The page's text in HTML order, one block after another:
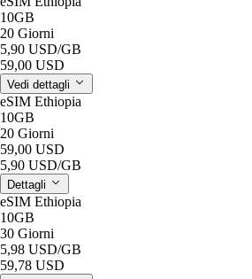
10GB
20 Giorni
5,90 USD/GB
59,00 USD
Vedi dettagli
eSIM Ethiopia
10GB
20 Giorni
59,00 USD
5,90 USD/GB
Dettagli
eSIM Ethiopia
10GB
30 Giorni
5,98 USD/GB
59,78 USD